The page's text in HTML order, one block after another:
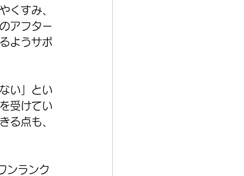
くすみ、
アフター
ようサポ
い」とい
受けてい
る点も、
ンランク